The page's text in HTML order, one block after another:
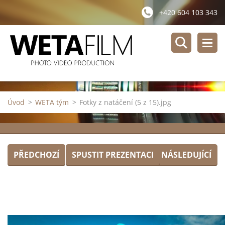
+420 604 103 343
Úvod > WETA tým > Fotky z natáčení (5 z 15).jpg
PŘEDCHOZÍ SPUSTIT PREZENTACI NÁSLEDUJÍCÍ